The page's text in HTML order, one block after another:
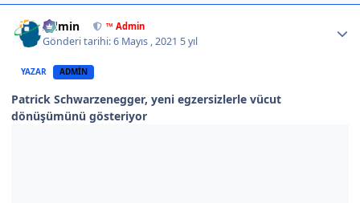
Admin ™ Admin
Gönderi tarihi:6 Mayıs , 2021 5 yıl
YAZAR ADMIN
Patrick Schwarzenegger, yeni egzersizlerle vücut
dönüşümünü gösteriyor